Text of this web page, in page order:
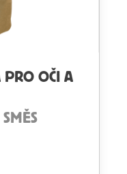
PRO OČI A